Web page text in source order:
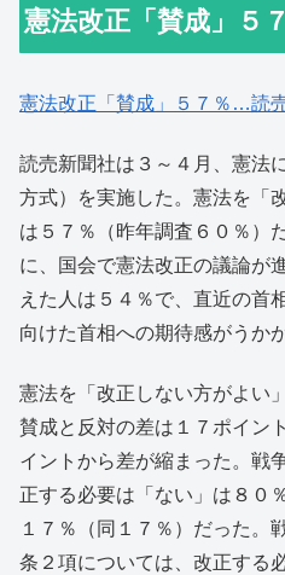
憲法改正「賛成」５
憲法改正「賛成」５７％…読
読売新聞社は３～４月、憲法
方式）を実施した。憲法を「
は５７％（昨年調査６０％）
に、国会で憲法改正の議論が
えた人は５４％で、直近の首
向けた首相への期待感がうか
憲法を「改正しない方がよい
賛成と反対の差は１７ポイン
イントから差が縮まった。戦
正する必要は「ない」は８０
１７％（同１７％）だった。
条２項については、改正する